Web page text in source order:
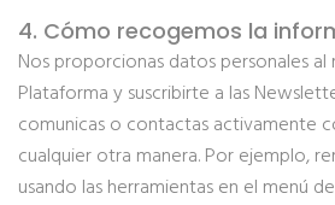
4. Cómo recogemos la
Nos proporcionas datos personales
Plataforma y suscribirte a las
comunicas o contactas activamente
cualquier otra manera. Por ejemplo,
usando las herramientas en el menú